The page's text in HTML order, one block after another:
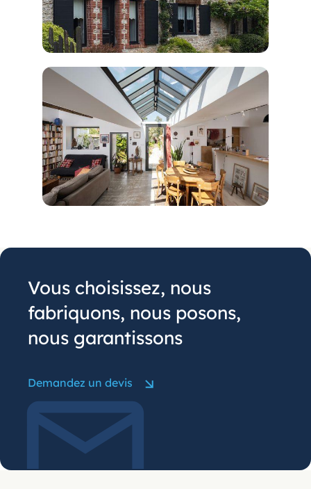
Demandez un devis
Vous choisissez, nous
fabriquons, nous posons,
nous garantissons